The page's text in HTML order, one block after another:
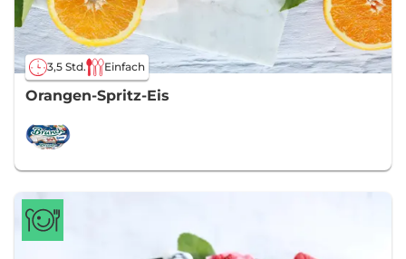
3,5 Std. Einfach
Orangen-Spritz-Eis